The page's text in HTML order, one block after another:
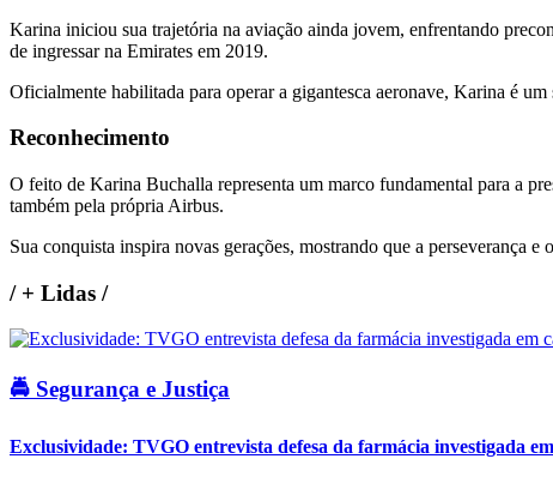
Karina iniciou sua trajetória na aviação ainda jovem, enfrentando
de ingressar na Emirates em 2019.
Oficialmente habilitada para operar a gigantesca aeronave, Karina é
Reconhecimento
O feito de Karina Buchalla representa um marco fundamental para a
também pela própria Airbus.
Sua conquista inspira novas gerações, mostrando que a perseverança
/+ Lidas /
🚔 Segurança e Justiça
Exclusividade: TVGO entrevista defesa da farmácia investigada